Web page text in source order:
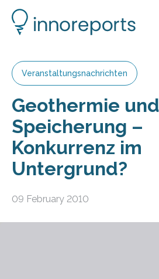
Veranstaltungsnachrichten
Geothermie
Speicherung –
Konkurrenz im
Untergrund?
09 February 2010